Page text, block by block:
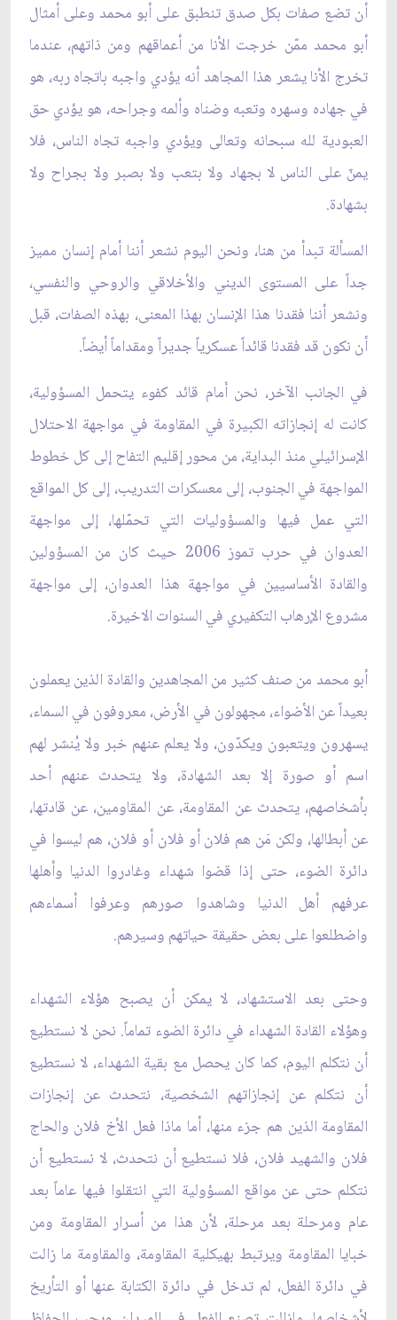
أن تضع صفات بكل صدق تنطبق على أبو محمد وعلى أمثال
أبو محمد ممّن خرجت الأنا من أعماقهم ومن ذاتهم، عندما
تخرج الأنا يشعر هذا المجاهد أنه يؤدي واجبه باتجاه ربه، هو
في جهاده وسهره وتعبه وضناه وألمه وجراحه، هو يؤدي حق
العبودية لله سبحانه وتعالى ويؤدي واجبه تجاه الناس، فلا
يمنّ على الناس لا بجهاد ولا بتعب ولا بصبر ولا بجراح ولا
بشهادة.
المسألة تبدأ من هنا، ونحن اليوم نشعر أننا أمام إنسان مميز
جداً على المستوى الديني والأخلاقي والروحي والنفسي،
ونشعر أننا فقدنا هذا الإنسان بهذا المعنى، بهذه الصفات، قبل
أن نكون قد فقدنا قائداً عسكرياً جديراً ومقداماً أيضاً.
في الجانب الآخر، نحن أمام قائد كفوء يتحمل المسؤولية،
كانت له إنجازاته الكبيرة في المقاومة في مواجهة الاحتلال
الإسرائيلي منذ البداية، من محور إقليم التفاح إلى كل خطوط
المواجهة في الجنوب، إلى معسكرات التدريب، إلى كل المواقع
التي عمل فيها والمسؤوليات التي تحمّلها، إلى مواجهة
العدوان في حرب تموز 2006 حيث كان من المسؤولين
والقادة الأساسيين في مواجهة هذا العدوان، إلى مواجهة
مشروع الإرهاب التكفيري في السنوات الاخيرة.
أبو محمد من صنف كثير من المجاهدين والقادة الذين يعملون
بعيداً عن الأضواء، مجهولون في الأرض، معروفون في السماء،
يسهرون ويتعبون ويكدّون، ولا يعلم عنهم خبر ولا يُنشر لهم
اسم أو صورة إلا بعد الشهادة، ولا يتحدث عنهم أحد
بأشخاصهم، يتحدث عن المقاومة، عن المقاومين، عن قادتها،
عن أبطالها، ولكن مَن هم فلان أو فلان أو فلان، هم ليسوا في
دائرة الضوء، حتى إذا قضوا شهداء وغادروا الدنيا وأهلها
عرفهم أهل الدنيا وشاهدوا صورهم وعرفوا أسماءهم
واضطلعوا على بعض حقيقة حياتهم وسيرهم.
وحتى بعد الاستشهاد، لا يمكن أن يصبح هؤلاء الشهداء
وهؤلاء القادة الشهداء في دائرة الضوء تماماً. نحن لا نستطيع
أن نتكلم اليوم، كما كان يحصل مع بقية الشهداء، لا نستطيع
أن نتكلم عن إنجازاتهم الشخصية، نتحدث عن إنجازات
المقاومة الذين هم جزء منها، أما ماذا فعل الأخ فلان والحاج
فلان والشهيد فلان، فلا نستطيع أن نتحدث، لا نستطيع أن
نتكلم حتى عن مواقع المسؤولية التي انتقلوا فيها عاماً بعد
عام ومرحلة بعد مرحلة، لأن هذا من أسرار المقاومة ومن
خبايا المقاومة ويرتبط بهيكلية المقاومة، والمقاومة ما زالت
في دائرة الفعل، لم تدخل في دائرة الكتابة عنها أو التأريخ